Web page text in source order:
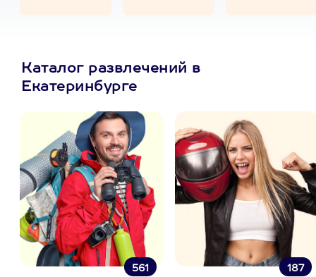
Каталог развлечений в
Екатеринбурге
561 187